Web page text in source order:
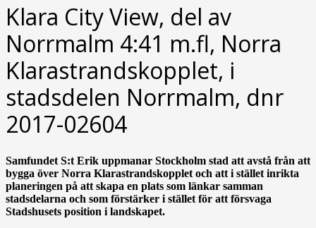
Klara City View, del av
Norrmalm 4:41 m.fl, Norra
Klarastrandskopplet, i
stadsdelen Norrmalm, dnr
2017-02604
Samfundet S:t Erik uppmanar Stockholm stad att avstå från att
bygga över Norra Klarastrandskopplet och att i stället inrikta
planeringen på att skapa en plats som länkar samman
stadsdelarna och som förstärker i stället för att försvaga
Stadshusets position i landskapet.